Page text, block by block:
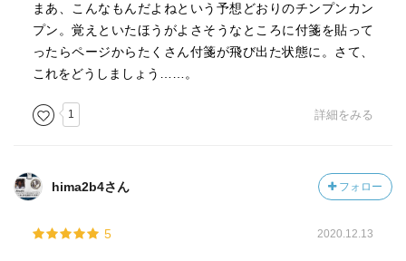
まあ、こんなもんだよねという予想どおりのチンプンカン
プン。覚えといたほうがよさそうなところに付箋を貼って
ったらページからたくさん付箋が飛び出た状態に。さて、
これをどうしましょう……。
1 詳細をみる
hima2b4さん フォロー
5 2020.12.13